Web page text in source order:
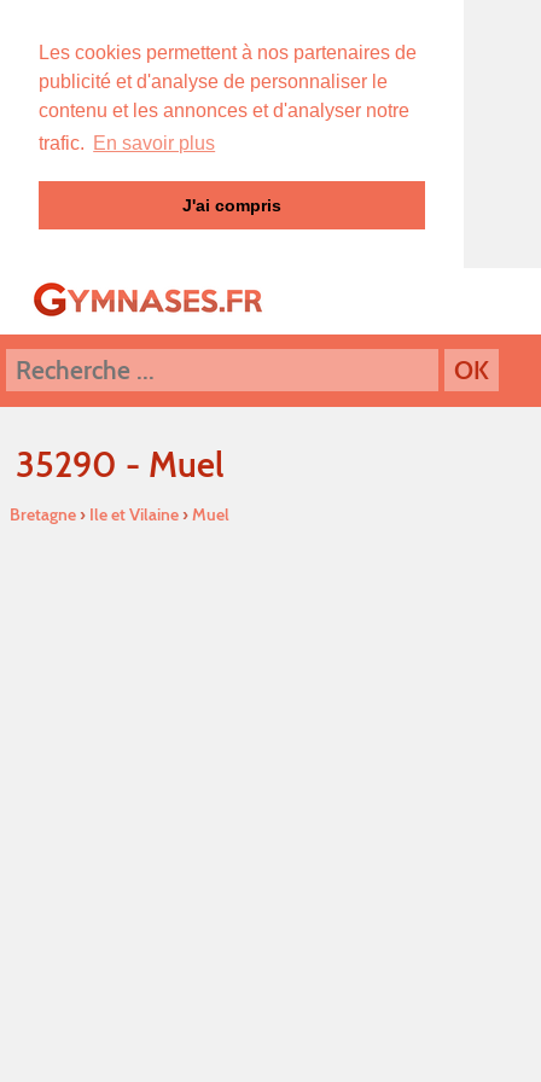
Les cookies permettent à nos partenaires de
publicité et d'analyse de personnaliser le
contenu et les annonces et d'analyser notre
trafic. En savoir plus
J'ai compris
35290 - Muel
Bretagne› Ile et Vilaine›Muel